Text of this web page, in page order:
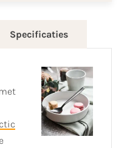
Specificaties